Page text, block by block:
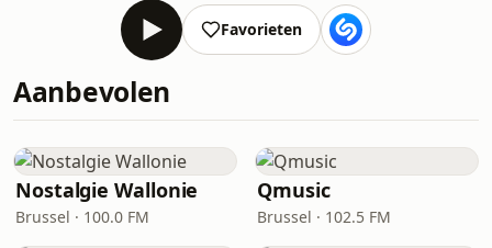
Favorieten
Aanbevolen
Nostalgie Wallonie
Brussel · 100.0 FM
Qmusic
Brussel · 102.5 FM